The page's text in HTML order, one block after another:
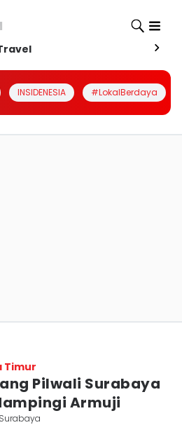
INSIDENESIA #LokalBerdaya
Timur
Pilwali Surabaya
Armuji